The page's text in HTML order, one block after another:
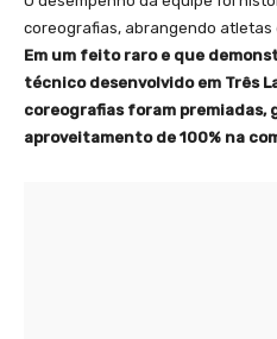
coreografias, abrangendo
Em um feito raro e que
técnico desenvolvido em Três
coreografias foram premiadas,
aproveitamento de 100% na